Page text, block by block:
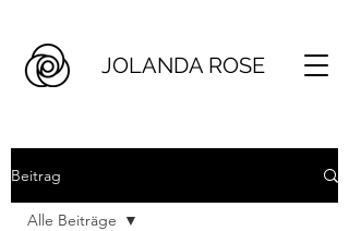
JOLANDA ROSE
Beitrag
Alle Beiträge